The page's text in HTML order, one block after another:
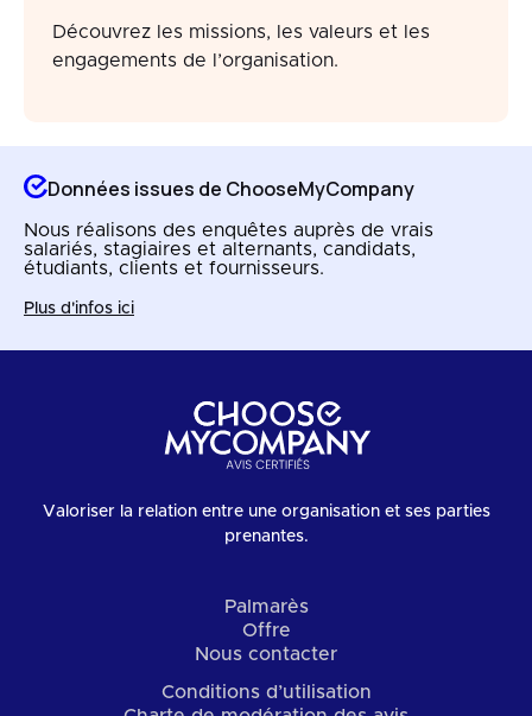
Découvrez les missions, les valeurs et les
engagements de l’organisation.
Données issues de ChooseMyCompany
Nous réalisons des enquêtes auprès de vrais
salariés, stagiaires et alternants, candidats,
étudiants, clients et fournisseurs.
Plus d'infos ici
Valoriser la relation entre une organisation et ses parties
prenantes.
Palmarès
Offre
Nous contacter
Conditions d’utilisation